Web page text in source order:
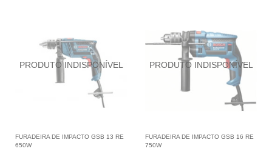
FURADEIRA DE IMPACTO GSB 13 RE
650W
FURADEIRA DE IMPACTO GSB 16 RE
750W